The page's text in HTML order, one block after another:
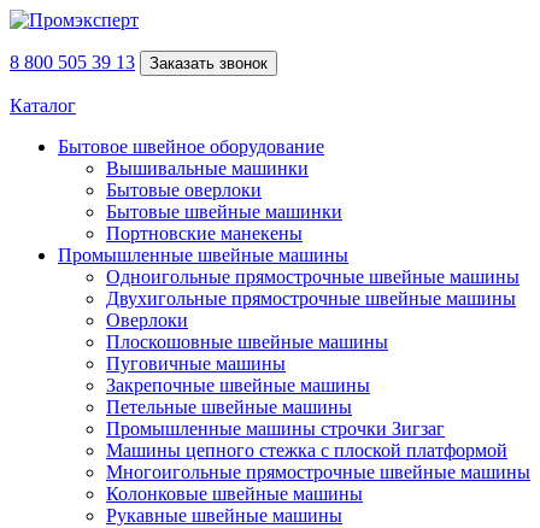
8 800 505 39 13 Заказать звонок
Каталог
Бытовое швейное оборудование
Вышивальные машинки
Бытовые оверлоки
Бытовые швейные машинки
Портновские манекены
Промышленные швейные машины
Одноигольные прямострочные швейные машины
Двухигольные прямострочные швейные машины
Оверлоки
Плоскошовные швейные машины
Пуговичные машины
Закрепочные швейные машины
Петельные швейные машины
Промышленные машины строчки Зигзаг
Машины цепного стежка с плоской платформой
Многоигольные прямострочные швейные машины
Колонковые швейные машины
Рукавные швейные машины